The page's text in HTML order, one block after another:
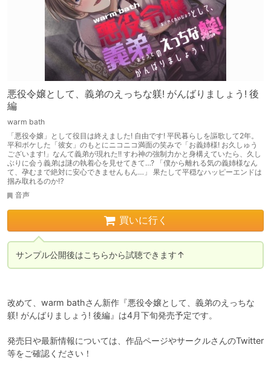
悪役令嬢として、義弟のえっちな躾! がんばりましょう! 後
編
warm bath
「悪役令嬢」として役目は終えました! 自由です! 平民暮らしを謳歌して2年。
平和ボケした「彼女」のもとにニコニコ満面の笑みで「お義姉様! お久しゅう
ございます!」なんて義弟が現れた!! すわ神の強制力かと身構えていたら、久し
ぶりに会う義弟は謎の執着心を見せてきて…? 「僕から離れる気の義姉様なん
て、孕むまで絶対に安心できませんもん…」 果たして平穏なハッピーエンドは
掴み取れるのか⁉
音声
買いに行く
サンプル公開後はこちらから試聴できます↑
改めて、warm bathさん新作『悪役令嬢として、義弟のえっちな
躾! がんばりましょう! 後編』は4月下旬発売予定です。
発売日や最新情報については、作品ページやサークルさんのTwitter
等をご確認ください！